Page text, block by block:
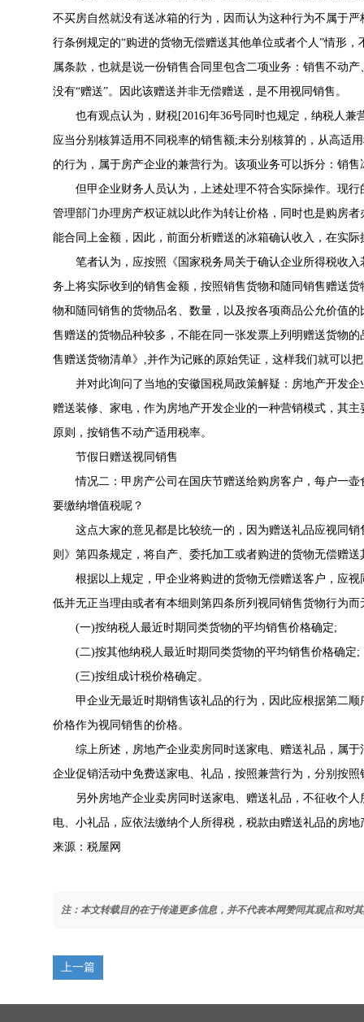
不买房自然就没有送冰箱的行为，因而认为这种行为不属于
行条例规定的“购进的货物无偿赠送其他单位或者个人”情形
属条款，也就是说一份销售合同里包含二项业务：销售不动
没有“赠送”。因此该赠送并非无偿赠送，是不用视同销售。
也有观点认为， 财税[2016]年36号 同时也规定，纳税人兼
应当分别核算适用不同税率的销售额;未分别核算的，从高适
的行为，属于房产企业的兼营行为。该项业务可以拆分：销
但甲企业财务人员认为，上述处理不符合实际操作。现行
管理部门办理房产权证就以此作为转让价格，同时也是购房
能合同上金额，因此，前面分析赠送的冰箱确认收入，在实
笔者认为，应按照《 国家税务局关于确认企业所得税收
务上将实际收到的销售金额，按照销售货物和随同销售赠送
物和随同销售的货物品名、数量，以及按各项商品公允价值
售赠送的货物品种较多，不能在同一张发票上列明赠送货物
售赠送货物清单》,并作为记账的原始凭证，这样我们就可以
并对此询问了当地的安徽国税局政策解疑：房地产开发企
赠送装修、家电，作为房地产开发企业的一种营销模式，其
原则，按销售不动产适用税率。
节假日赠送视同销售
情况二：甲房产公司在国庆节赠送给购房客户，每户一壶
要缴纳增值税呢？
这点大家的意见都是比较统一的，因为赠送礼品应视同销
则 》第四条规定，将自产、委托加工或者购进的货物无偿赠
根据以上规定，甲企业将购进的货物无偿赠送客户，应视
低并无正当理由或者有本细则第四条所列视同销售货物行为
(一)按纳税人最近时期同类货物的平均销售价格确定;
(二)按其他纳税人最近时期同类货物的平均销售价格确定;
(三)按组成计税价格确定。
甲企业无最近时期销售该礼品的行为，因此应根据第二顺
价格作为视同销售的价格。
综上所述，房地产企业卖房同时送家电、赠送礼品，属于
企业促销活动中免费送家电、礼品，按照兼营行为，分别按
另外房地产企业卖房同时送家电、赠送礼品，不征收个人
电、小礼品，应依法缴纳个人所得税，税款由赠送礼品的房
来源：税屋网
注：本文转载目的在于传递更多信息，并不代表本网赞同其观点和对
上一篇